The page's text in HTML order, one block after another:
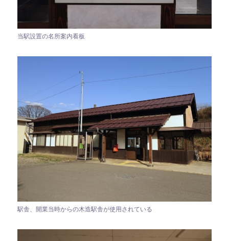
当駅設置の名所案内看板
駅舎、開業当時からの木造駅舎が使用されている